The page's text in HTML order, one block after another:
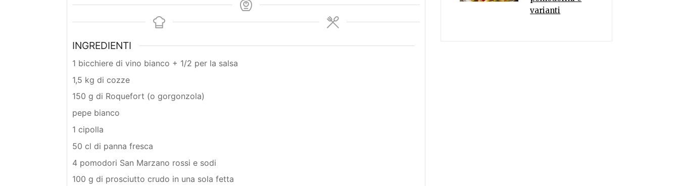
INGREDIENTI
1 bicchiere di vino bianco + 1/2 per la salsa
1,5 kg di cozze
150 g di Roquefort (o gorgonzola)
pepe bianco
1 cipolla
50 cl di panna fresca
4 pomodori San Marzano rossi e sodi
100 g di prosciutto crudo in una sola fetta
varianti